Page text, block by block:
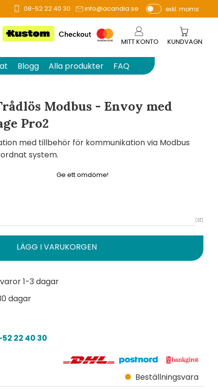
08-52 22 40 30 info@acandia.se
P
e
r
vi
s
exkl. moms
MITT KONTO KUNDVAGN
Blogg Alla produkter FAQ
Modbus - Envoy med
Pro2
med tillbehör för kommunikation via Modbus
system.
st
1-3 dagar
dagar
22 40 30
Beställningsvara
Ge ett omdöme!
0 betyg.